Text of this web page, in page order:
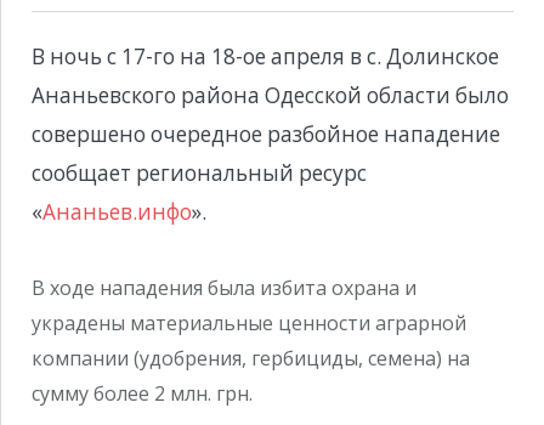
В ночь с 17-го на 18-ое апреля в с. Долинское
Ананьевского района Одесской области было
совершено очередное разбойное нападение
сообщает региональный ресурс
«Ананьев.инфо».
В ходе нападения была избита охрана и
украдены материальные ценности аграрной
компании (удобрения, гербициды, семена) на
сумму более 2 млн. грн.